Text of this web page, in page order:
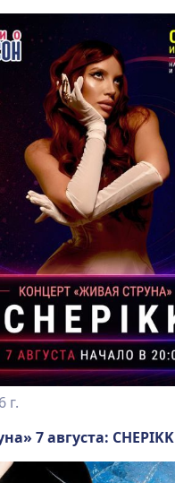
г.
7 августа: CHEPIKK